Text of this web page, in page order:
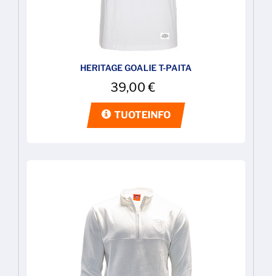
HERITAGE GOALIE T-PAITA
39,00€
TUOTEINFO